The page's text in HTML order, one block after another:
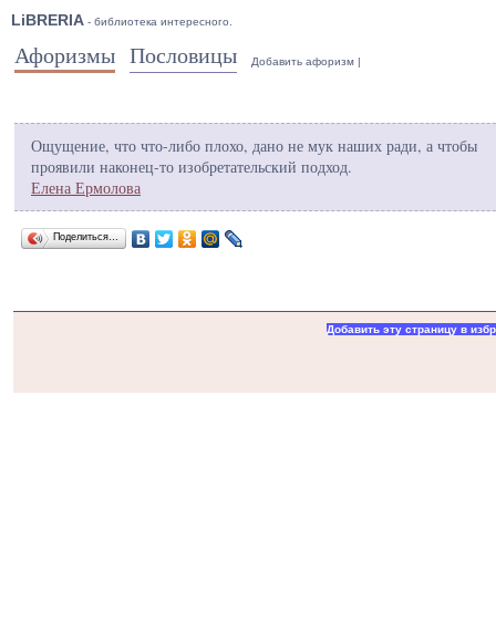
LiBRERIA - библиотека интересного.
Афоризмы Пословицы Добавить афоризм |
Ощущение, что что-либо плохо, дано не мук наших ради, а чтобы
проявили наконец-то изобретательский подход.
Елена Ермолова
Поделиться…
Добавить эту страницу в